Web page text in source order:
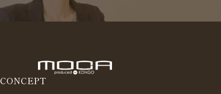
CONCEPT